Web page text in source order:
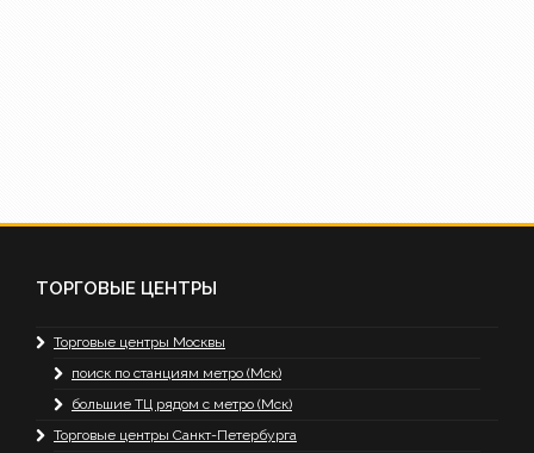
ТОРГОВЫЕ ЦЕНТРЫ
Торговые центры Москвы
поиск по станциям метро (Мск)
большие ТЦ рядом с метро (Мск)
Торговые центры Санкт-Петербурга